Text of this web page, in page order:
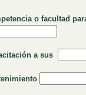
o facultad
a sus